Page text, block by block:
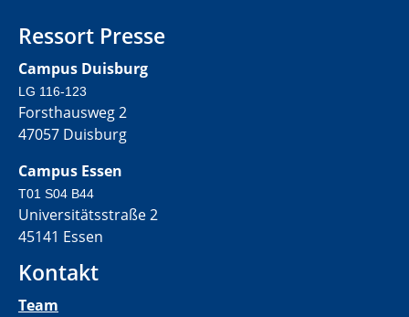
Ressort Presse
Campus Duisburg
LG 116-123
Forsthausweg 2
47057 Duisburg
Campus Essen
T01 S04 B44
Universitätsstraße 2
45141 Essen
Kontakt
Team